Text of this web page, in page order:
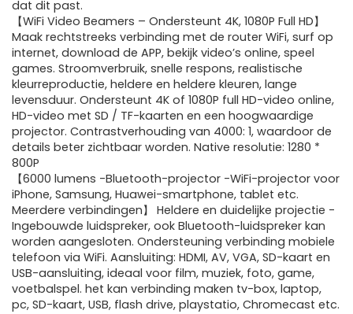
dat dit past.
【WiFi Video Beamers – Ondersteunt 4K, 1080P Full HD】
Maak rechtstreeks verbinding met de router WiFi, surf op
internet, download de APP, bekijk video’s online, speel
games. Stroomverbruik, snelle respons, realistische
kleurreproductie, heldere en heldere kleuren, lange
levensduur. Ondersteunt 4K of 1080P full HD-video online,
HD-video met SD / TF-kaarten en een hoogwaardige
projector. Contrastverhouding van 4000: 1, waardoor de
details beter zichtbaar worden. Native resolutie: 1280 *
800P
【6000 lumens -Bluetooth-projector -WiFi-projector voor
iPhone, Samsung, Huawei-smartphone, tablet etc.
Meerdere verbindingen】 Heldere en duidelijke projectie -
Ingebouwde luidspreker, ook Bluetooth-luidspreker kan
worden aangesloten. Ondersteuning verbinding mobiele
telefoon via WiFi. Aansluiting: HDMI, AV, VGA, SD-kaart en
USB-aansluiting, ideaal voor film, muziek, foto, game,
voetbalspel. het kan verbinding maken tv-box, laptop,
pc, SD-kaart, USB, flash drive, playstatio, Chromecast etc.